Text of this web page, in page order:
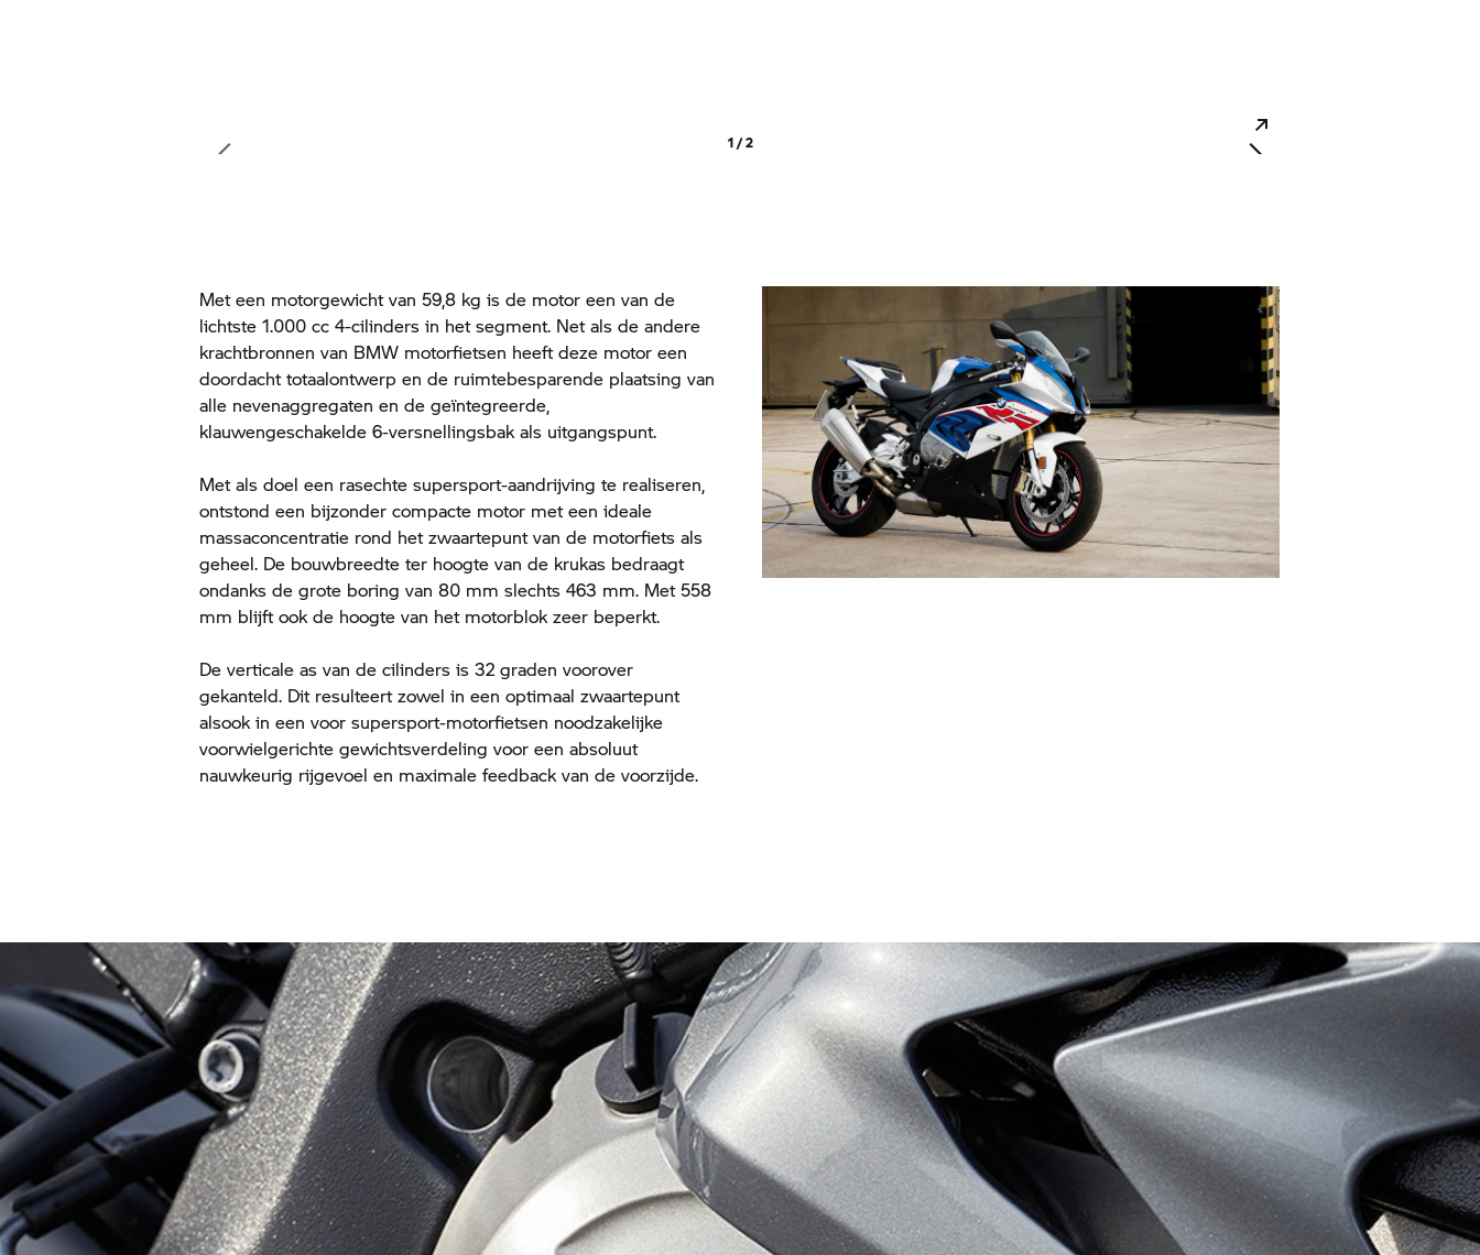
1 / 2
Met een motorgewicht van 59,8 kg is de motor een van de
lichtste 1.000 cc 4-cilinders in het segment. Net als de andere
krachtbronnen van BMW motorfietsen heeft deze motor een
doordacht totaalontwerp en de ruimtebesparende plaatsing van
alle nevenaggregaten en de geïntegreerde,
klauwengeschakelde 6-versnellingsbak als uitgangspunt.
Met als doel een rasechte supersport-aandrijving te realiseren,
ontstond een bijzonder compacte motor met een ideale
massaconcentratie rond het zwaartepunt van de motorfiets als
geheel. De bouwbreedte ter hoogte van de krukas bedraagt
ondanks de grote boring van 80 mm slechts 463 mm. Met 558
mm blijft ook de hoogte van het motorblok zeer beperkt.
De verticale as van de cilinders is 32 graden voorover
gekanteld. Dit resulteert zowel in een optimaal zwaartepunt
alsook in een voor supersport-motorfietsen noodzakelijke
voorwielgerichte gewichtsverdeling voor een absoluut
nauwkeurig rijgevoel en maximale feedback van de voorzijde.